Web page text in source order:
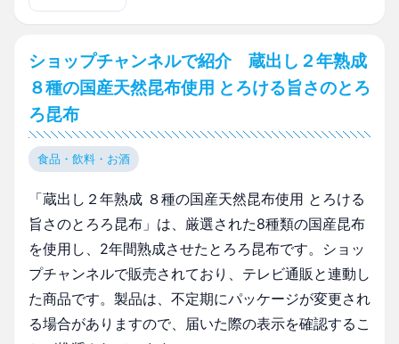
ショップチャンネルで紹介 蔵出し２年熟成
８種の国産天然昆布使用 とろける旨さのとろ
ろ昆布
食品・飲料・お酒
「蔵出し２年熟成 ８種の国産天然昆布使用 とろける
旨さのとろろ昆布」は、厳選された8種類の国産昆布
を使用し、2年間熟成させたとろろ昆布です。ショッ
プチャンネルで販売されており、テレビ通販と連動し
た商品です。製品は、不定期にパッケージが変更され
る場合がありますので、届いた際の表示を確認するこ